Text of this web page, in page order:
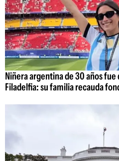
Niñera argentina de 30 años fue
Filadelfia: su familia recauda